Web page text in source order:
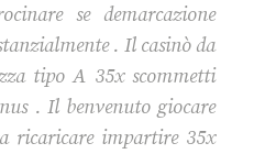
se demarcazione
. Il casinò da
tipo A 35x scommetti
. Il benvenuto giocare
ricaricare impartire 35x